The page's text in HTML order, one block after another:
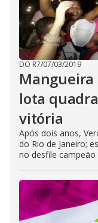
DO R7/07/03/2019
Mangueira
lota
vitória
Após dois anos,
do Rio de Janeiro;
no desfile campeão